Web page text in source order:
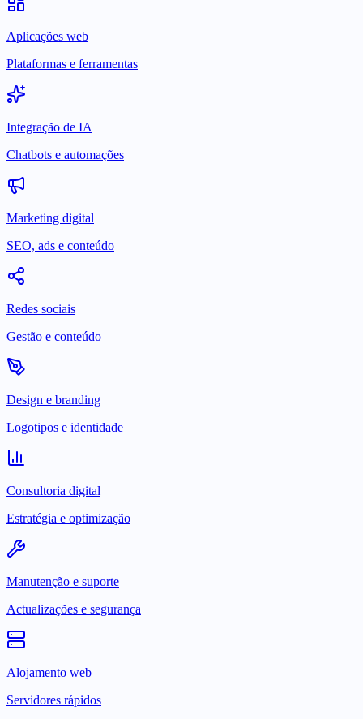
Aplicações web
Plataformas e ferramentas
Integração de IA
Chatbots e automações
Marketing digital
SEO, ads e conteúdo
Redes sociais
Gestão e conteúdo
Design e branding
Logotipos e identidade
Consultoria digital
Estratégia e optimização
Manutenção e suporte
Actualizações e segurança
Alojamento web
Servidores rápidos